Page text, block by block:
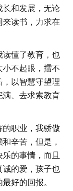
和发展，无论
读书，力求在
读懂了教育，也
不起眼，擂不
以智慧守望理
满、去求索教育
职业，我骄傲
辛苦，但是，
的事情，而且
诚的爱，孩子也
好的回报。